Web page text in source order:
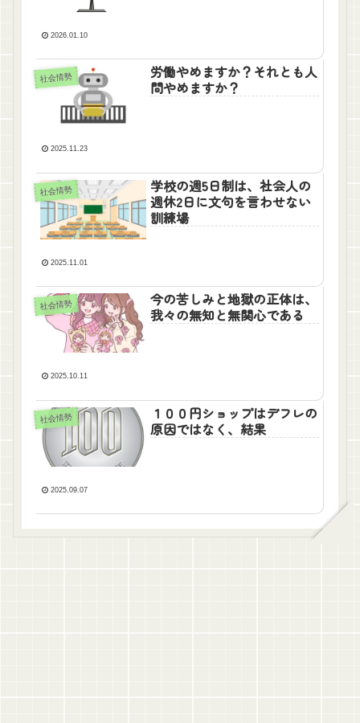
2026.01.10
社会情勢
労働やめますか？それとも人
間やめますか？
2025.11.23
社会情勢
学校の週5日制は、社会人の
週休2日に文句を言わせない
訓練場
2025.11.01
社会情勢
今の苦しみと地獄の正体は、
我々の無知と無関心である
2025.10.11
社会情勢
１００円ショップはデフレの
原因ではなく、結果
2025.09.07